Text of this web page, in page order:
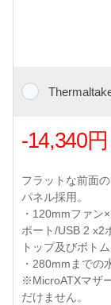
-14,340円
フラットな前面
パネル採用。
・120mmファン
ポート/USB 2 x2
トップ及びボト
・280mmまでの
※MicroATXマザ
だけません。